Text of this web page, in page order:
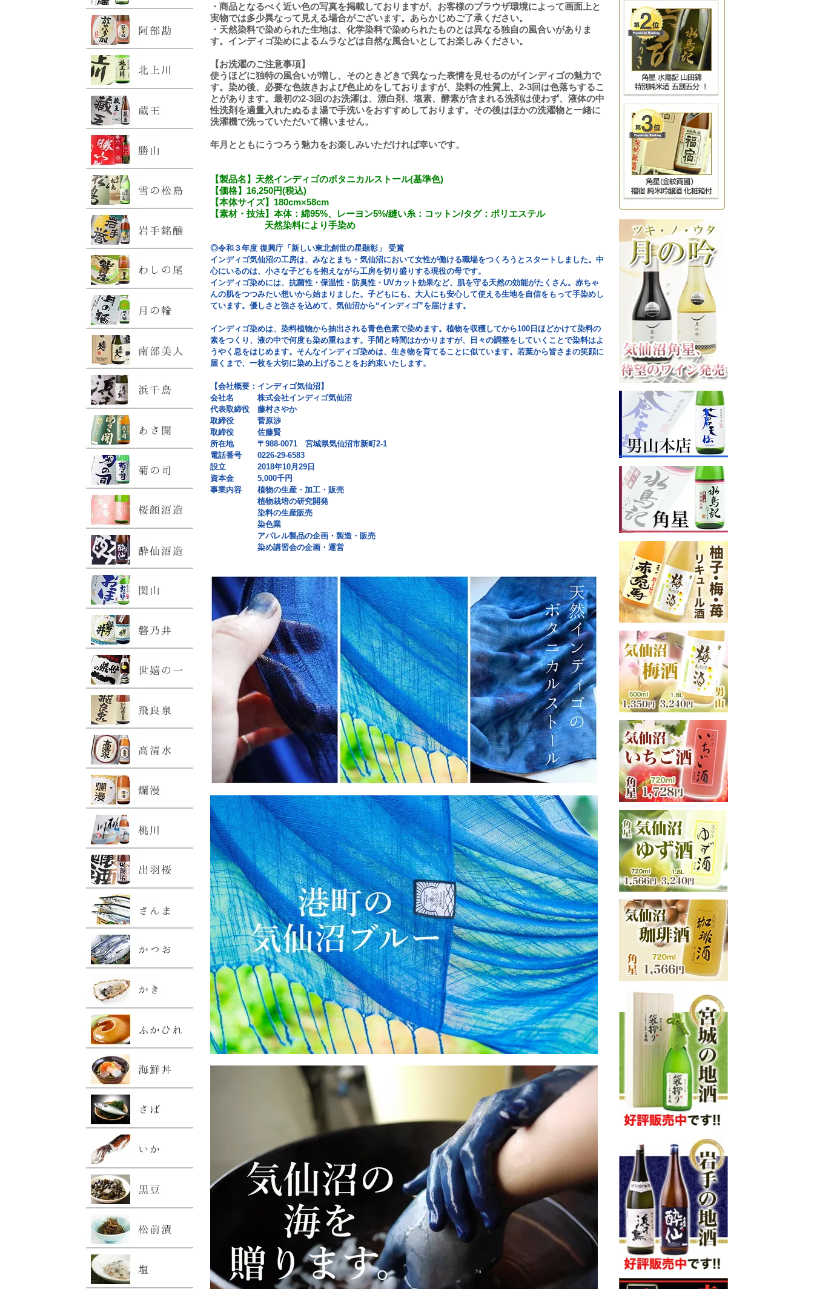
・商品となるべく近い色の写真を掲載しておりますが、お客様のブラウザ環境によって画面上と
実物では多少異なって見える場合がございます。あらかじめご了承ください。
・天然染料で染められた生地は、化学染料で染められたものとは異なる独自の風合いがありま
す。インディゴ染めによるムラなどは自然な風合いとしてお楽しみください。
【お洗濯のご注意事項】
使うほどに独特の風合いが増し、そのときどきで異なった表情を見せるのがインディゴの魅力で
す。染め後、必要な色抜きおよび色止めをしておりますが、染料の性質上、2-3回は色落ちするこ
とがあります。最初の2-3回のお洗濯は、漂白剤、塩素、酵素が含まれる洗剤は使わず、液体の中
性洗剤を適量入れたぬるま湯で手洗いをおすすめしております。その後はほかの洗濯物と一緒に
洗濯機で洗っていただいて構いません。
年月とともにうつろう魅力をお楽しみいただければ幸いです。
【製品名】天然インディゴのボタニカルストール(基準色)
【価格】16,250円(税込)
【本体サイズ】180cm×58cm
【素材・技法】本体：綿95%、レーヨン5%/縫い糸：コットン/タグ：ポリエステル
天然染料により手染め
◎令和３年度 復興庁「新しい東北創世の星顕彰」 受賞
インディゴ気仙沼の工房は、みなとまち・気仙沼において女性が働ける職場をつくろうとスタートしました。中
心にいるのは、小さな子どもを抱えながら工房を切り盛りする現役の母です。
インディゴ染めには、抗菌性・保温性・防臭性・UVカット効果など、肌を守る天然の効能がたくさん。赤ちゃ
んの肌をつつみたい想いから始まりました。子どもにも、大人にも安心して使える生地を自信をもって手染めし
ています。優しさと強さを込めて、気仙沼から“インディゴ”を届けます。
インディゴ染めは、染料植物から抽出される青色色素で染めます。植物を収穫してから100日ほどかけて染料の
素をつくり、液の中で何度も染め重ねます。手間と時間はかかりますが、日々の調整をしていくことで染料はよ
うやく息をはじめます。そんなインディゴ染めは、生き物を育てることに似ています。若葉から皆さまの笑顔に
届くまで、一枚を大切に染め上げることをお約束いたします。
【会社概要：インディゴ気仙沼】
会社名 株式会社インディゴ気仙沼
代表取締役 藤村さやか
取締役 菅原渉
取締役 佐藤賢
所在地 〒988-0071 宮城県気仙沼市新町2-1
電話番号 0226-29-6583
設立 2018年10月29日
資本金 5,000千円
事業内容 植物の生産・加工・販売
植物栽培の研究開発
染料の生産販売
染色業
アパレル製品の企画・製造・販売
染め講習会の企画・運営